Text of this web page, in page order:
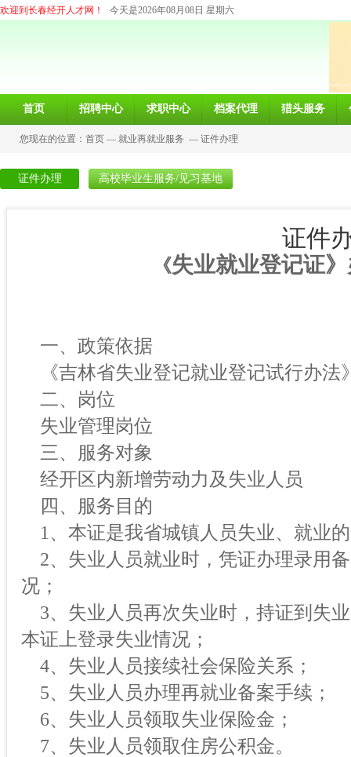
欢迎到长春经开人才网！ 今天是2026年08月08日 星期六
首页 招聘中心 求职中心 档案代理 猎头服务
您现在的位置： 首页 — 就业再就业服务 — 证件办理
证件办理 高校毕业生服务/见习基地
证件
《失业就业登记证
一、政策依据
《吉林省失业登记就业登记试行办法
二、岗位
失业管理岗位
三、服务对象
经开区内新增劳动力及失业人员
四、服务目的
1、本证是我省城镇人员失业、就业
2、失业人员就业时，凭证办理录用
况；
3、失业人员再次失业时，持证到失
本证上登录失业情况；
4、失业人员接续社会保险关系；
5、失业人员办理再就业备案手续；
6、失业人员领取失业保险金；
7、失业人员领取住房公积金。